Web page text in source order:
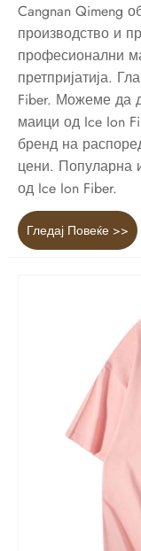
Cangnan Qimeng
производство и
професионални
претпријатија.
Fiber. Можеме да
маици од Ice Ion
бренд на
цени. Популарна
од Ice Ion Fiber.
Гледај Повеќе >>